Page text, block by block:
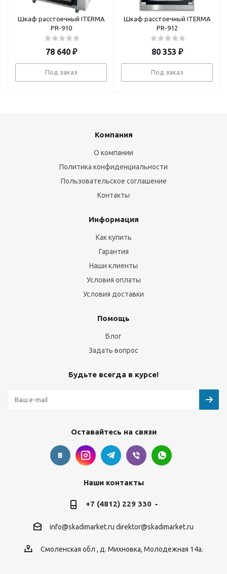
Шкаф расстоечный ITERMA
PR-910
78 640₽
Под заказ
Шкаф расстоечный ITERMA
PR-912
80 353 ₽
Под заказ
Компания
О компании
Политика конфиденциальности
Пользовательское соглашение
Контакты
Информация
Как купить
Гарантия
Наши клиенты
Условия оплаты
Условия доставки
Помощь
Блог
Задать вопрос
Будьте всегда в курсе!
Оставайтесь на связи
Наши контакты
+7 (4812) 229 330
info@skadimarket.ru direktor@skadimarket.ru
Смоленская обл , д. Михновка, Молодежная 14а.